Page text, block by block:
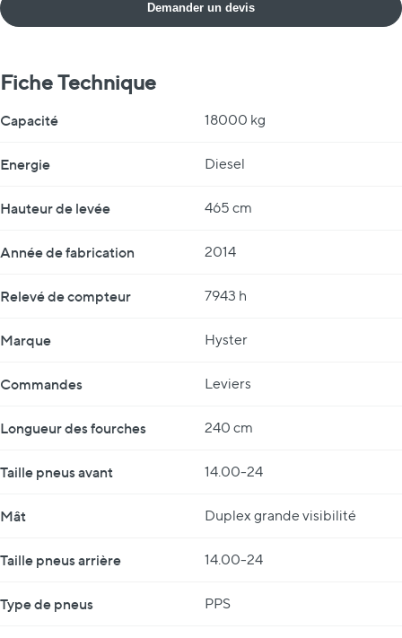
Demander un devis
Fiche Technique
Capacité 18000 kg
Energie Diesel
Hauteur de levée 465 cm
Année de fabrication 2014
Relevé de compteur 7943 h
Marque Hyster
Commandes Leviers
Longueur des fourches 240 cm
Taille pneus avant 14.00-24
Mât Duplex grande visibilité
Taille pneus arrière 14.00-24
Type de pneus PPS